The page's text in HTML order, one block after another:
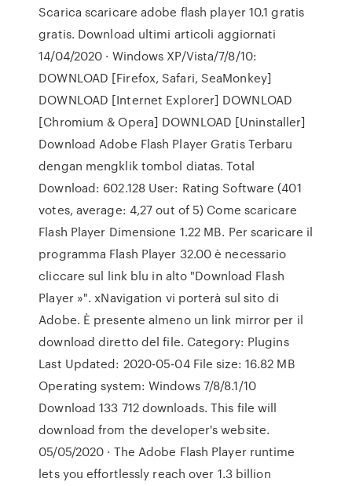
Scarica scaricare adobe flash player 10.1 gratis
gratis. Download ultimi articoli aggiornati
14/04/2020 · Windows XP/Vista/7/8/10:
DOWNLOAD [Firefox, Safari, SeaMonkey]
DOWNLOAD [Internet Explorer] DOWNLOAD
[Chromium & Opera] DOWNLOAD [Uninstaller]
Download Adobe Flash Player Gratis Terbaru
dengan mengklik tombol diatas. Total
Download: 602.128 User: Rating Software (401
votes, average: 4,27 out of 5) Come scaricare
Flash Player Dimensione 1.22 MB. Per scaricare il
programma Flash Player 32.00 è necessario
cliccare sul link blu in alto "Download Flash
Player »". xNavigation vi porterà sul sito di
Adobe. È presente almeno un link mirror per il
download diretto del file. Category: Plugins
Last Updated: 2020-05-04 File size: 16.82 MB
Operating system: Windows 7/8/8.1/10
Download 133 712 downloads. This file will
download from the developer's website.
05/05/2020 · The Adobe Flash Player runtime
lets you effortlessly reach over 1.3 billion